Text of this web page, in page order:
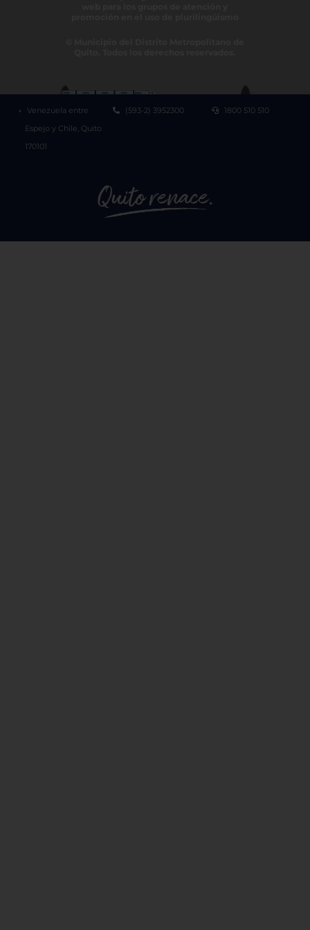
Venezuela entre
Espejo y Chile, Quito
170101
(593-2) 3952300 1800 510 510